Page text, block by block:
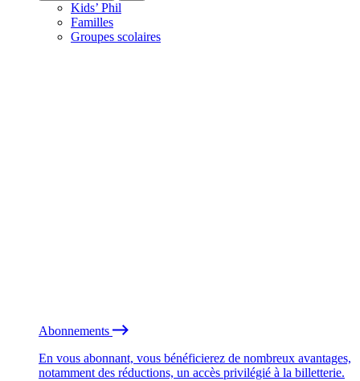
Kids’ Phil
Familles
Groupes scolaires
Abonnements
En vous abonnant, vous bénéficierez de nombreux avantages,
notamment des réductions, un accès privilégié à la billetterie.